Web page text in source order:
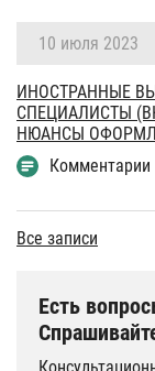
10 июля 2023
ИНОСТРАННЫЕ
СПЕЦИАЛИСТЫ
НЮАНСЫ
Комментарии
Все записи
Есть